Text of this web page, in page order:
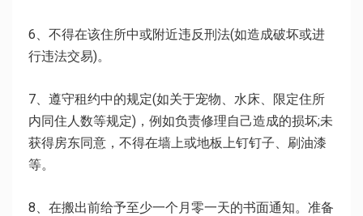
6、不得在该住所中或附近违反刑法(如造成破坏或进
行违法交易)。
7、遵守租约中的规定(如关于宠物、水床、限定住所
内同住人数等规定)，例如负责修理自己造成的损坏;未
获得房东同意，不得在墙上或地板上钉钉子、刷油漆
等。
8、在搬出前给予至少一个月零一天的书面通知。准备